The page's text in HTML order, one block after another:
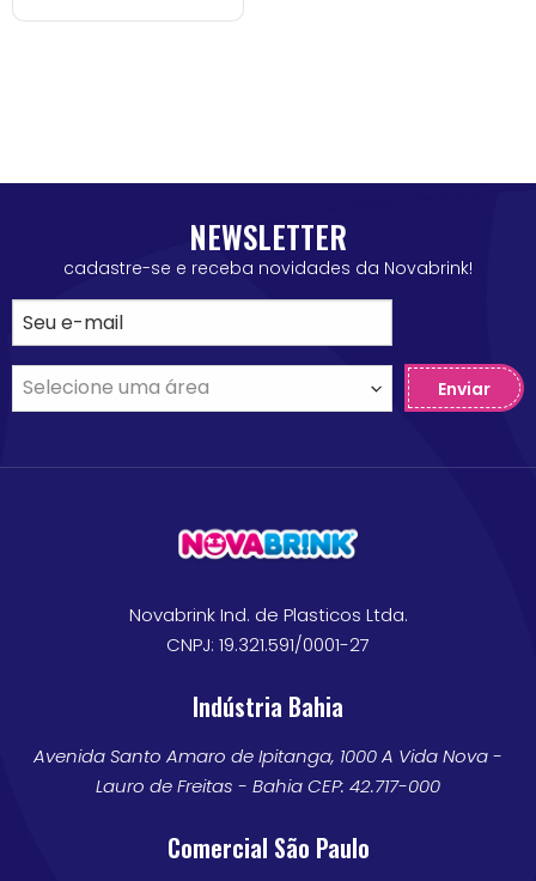
NEWSLETTER
cadastre-se e receba novidades da Novabrink!
Enviar
Novabrink Ind. de Plasticos Ltda.
CNPJ: 19.321.591/0001-27
Indústria Bahia
Avenida Santo Amaro de Ipitanga, 1000 A Vida Nova -
Lauro de Freitas - Bahia CEP: 42.717-000
Comercial São Paulo